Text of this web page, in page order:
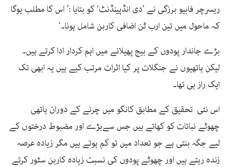
ریسرچر فابیو برزگی نے ’دی انڈپینڈنٹ‘ کو بتایا :’ اس کا مطلب ہوگا
کہ ماحول میں تین ارب ٹن اضافی کاربن شامل ہونا۔‘
بڑے جاندار پودوں کے بیج پھیلانے میں اہم کردار ادا کرتے ہیں۔
لیکن ہاتھیوں نے جنگلات پر کیا اثرات مرتب کیے ہیں یہ ابھی تک
ایک راز ہی تھا۔
اس نئی تحقیق کے مطابق کانگو میں چرنے کے دوران ہاتھی
چھوٹے نباتات کو کھاتے ہیں جس سےبڑے اور مضبوط درختوں کے
لیے جگہ بنتی ہے جو تعداد میں تو کم ہوتے ہیں مگر زیادہ عرصہ
زندہ رہتے ہیں اور چھوٹے پودوں کی نسبت زیادہ کاربن سٹور کرتے